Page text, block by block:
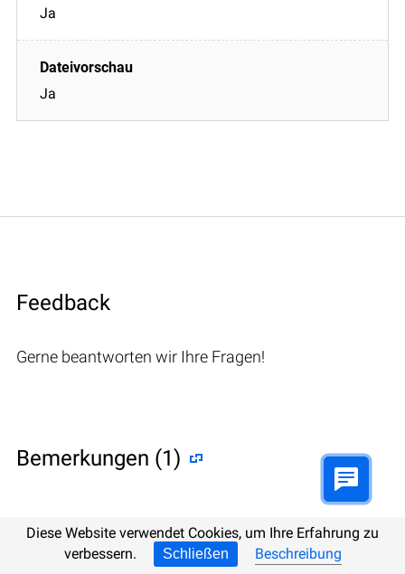
Ja
Ja
Feedback
Gerne beantworten wir Ihre Fragen!
Bemerkungen (1)
Hetman Software: Data Recovery
9.08.2022 12:31#
Diese Website verwendet Cookies, um Ihre Erfahrung zu
verbessern.
Schließen Beschreibung